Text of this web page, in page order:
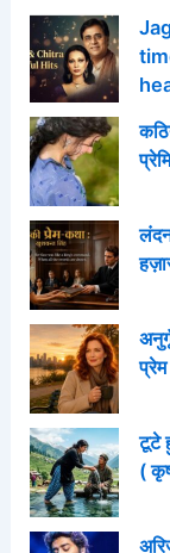
प्रेम
टूटे
(